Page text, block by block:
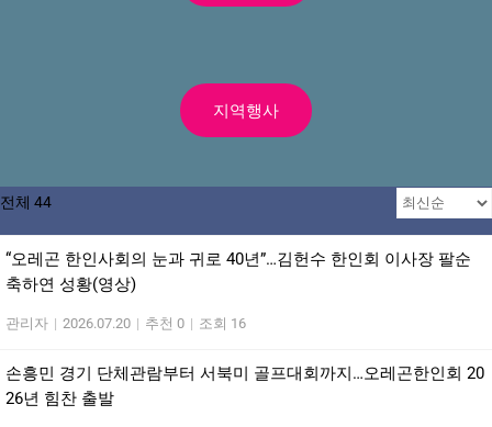
지역행사
전체 44
“오레곤 한인사회의 눈과 귀로 40년”…김헌수 한인회 이사장 팔순
축하연 성황(영상)
관리자 | 2026.07.20 | 추천 0 | 조회 16
손흥민 경기 단체관람부터 서북미 골프대회까지…오레곤한인회 20
26년 힘찬 출발